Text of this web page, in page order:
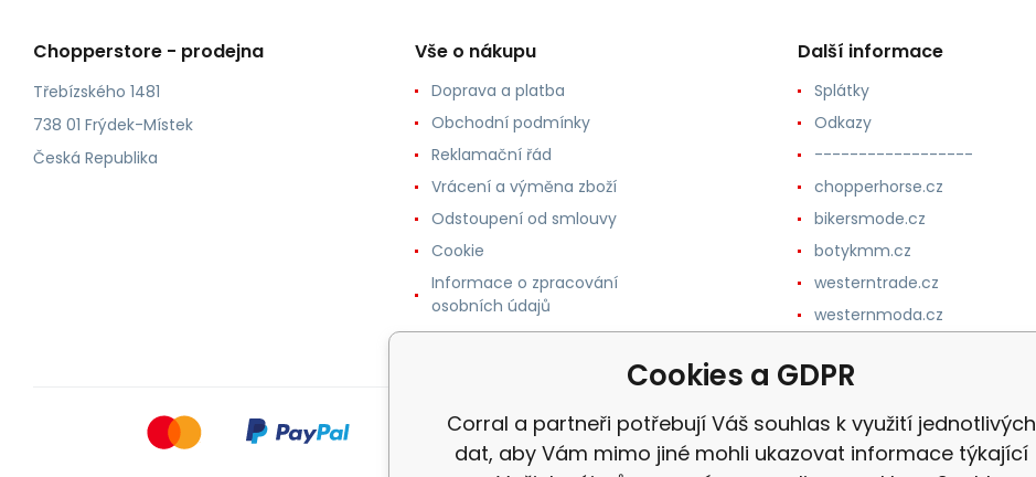
Chopperstore - prodejna
Třebízského 1481
738 01 Frýdek-Místek
Česká Republika
Vše o nákupu
Doprava a platba
Obchodní podmínky
Reklamační řád
Vrácení a výměna zboží
Odstoupení od smlouvy
Cookie
Informace o zpracování
osobních údajů
Další informace
Splátky
Odkazy
------------------
chopperhorse.cz
bikersmode.cz
botykmm.cz
westerntrade.cz
westernmoda.cz
Cookies a GDPR
Corral a partneři potřebují Váš souhlas k využití jednotlivých
dat, aby Vám mimo jiné mohli ukazovat informace týkající